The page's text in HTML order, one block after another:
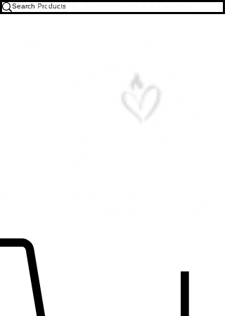
Free U.S. Shipping on All Orders